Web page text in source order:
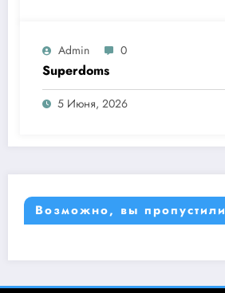
Admin 0
Superdoms
5 Июня, 2026
Возможно, вы пропустили